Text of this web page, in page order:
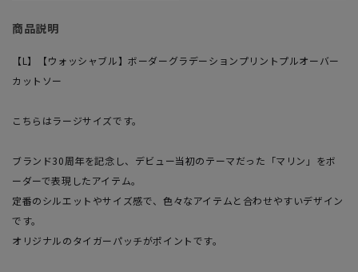
商品説明
【L】【ウォッシャブル】ボーダーグラデーションプリントプルオーバー
カットソー
こちらはラージサイズです。
ブランド30周年を記念し、デビュー当初のテーマだった「マリン」をボ
ーダーで表現したアイテム。
定番のシルエットやサイズ感で、色々なアイテムと合わせやすいデザイン
です。
オリジナルのタイガーパッチがポイントです。